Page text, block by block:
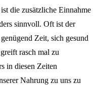
die zusätzliche Einnahme
sinnvoll. Oft ist der
Zeit, sich gesund
rasch mal zu
in diesen Zeiten
Nahrung zu uns zu